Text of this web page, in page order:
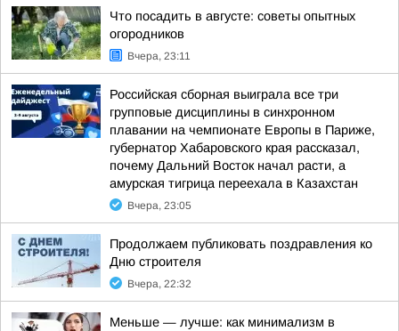
Что посадить в августе: советы опытных
огородников
Вчера, 23:11
Российская сборная выиграла все три
групповые дисциплины в синхронном
плавании на чемпионате Европы в Париже,
губернатор Хабаровского края рассказал,
почему Дальний Восток начал расти, а
амурская тигрица переехала в Казахстан
Вчера, 23:05
Продолжаем публиковать поздравления ко
Дню строителя
Вчера, 22:32
Меньше — лучше: как минимализм в